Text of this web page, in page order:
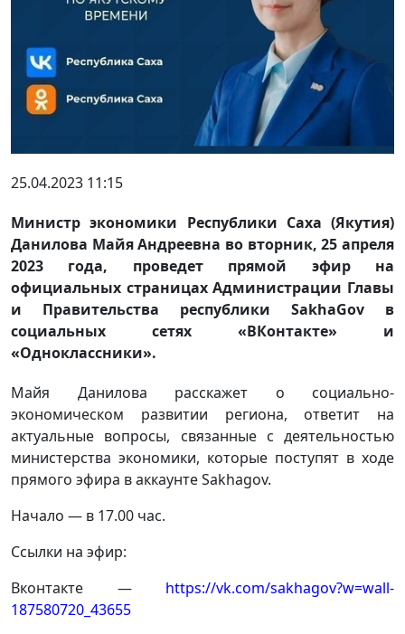
25.04.2023 11:15
Министр экономики Республики Саха (Якутия)
Данилова Майя Андреевна во вторник, 25 апреля
2023 года, проведет прямой эфир на
официальных страницах Администрации Главы
и Правительства республики SakhaGov в
социальных сетях «ВКонтакте» и
«Одноклассники».
Майя Данилова расскажет о социально-
экономическом развитии региона, ответит на
актуальные вопросы, связанные с деятельностью
министерства экономики, которые поступят в ходе
прямого эфира в аккаунте Sakhagov.
Начало — в 17.00 час.
Ссылки на эфир:
Вконтакте — https://vk.com/sakhagov?w=wall-
187580720_43655